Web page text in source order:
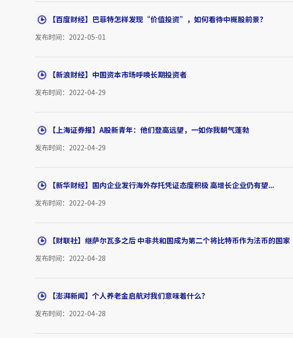
【百度财经】巴菲特怎样发现“价值投资”，如何看待中概股前景？
发布时间：2022-05-01
【新浪财经】中国资本市场呼唤长期投资者
发布时间：2022-04-29
【上海证券报】A股新青年：他们登高远望，一如你我朝气蓬勃
发布时间：2022-04-29
【新华财经】国内企业发行海外存托凭证态度积极 高增长企业仍有望...
发布时间：2022-04-29
【财联社】继萨尔瓦多之后 中非共和国成为第二个将比特币作为法币的国家
发布时间：2022-04-28
【澎湃新闻】个人养老金启航对我们意味着什么？
发布时间：2022-04-28